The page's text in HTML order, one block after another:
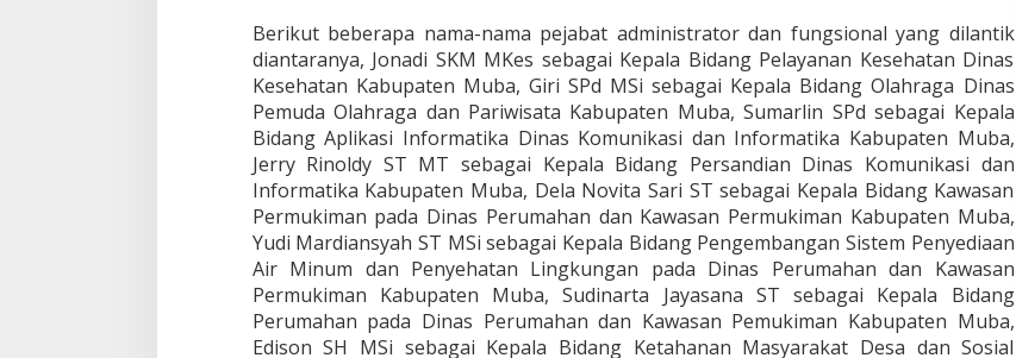
Berikut beberapa nama-nama pejabat administrator dan fungsional yang dilantik
diantaranya, Jonadi SKM MKes sebagai Kepala Bidang Pelayanan Kesehatan Dinas
Kesehatan Kabupaten Muba, Giri SPd MSi sebagai Kepala Bidang Olahraga Dinas
Pemuda Olahraga dan Pariwisata Kabupaten Muba, Sumarlin SPd sebagai Kepala
Bidang Aplikasi Informatika Dinas Komunikasi dan Informatika Kabupaten Muba,
Jerry Rinoldy ST MT sebagai Kepala Bidang Persandian Dinas Komunikasi dan
Informatika Kabupaten Muba, Dela Novita Sari ST sebagai Kepala Bidang Kawasan
Permukiman pada Dinas Perumahan dan Kawasan Permukiman Kabupaten Muba,
Yudi Mardiansyah ST MSi sebagai Kepala Bidang Pengembangan Sistem Penyediaan
Air Minum dan Penyehatan Lingkungan pada Dinas Perumahan dan Kawasan
Permukiman Kabupaten Muba, Sudinarta Jayasana ST sebagai Kepala Bidang
Perumahan pada Dinas Perumahan dan Kawasan Pemukiman Kabupaten Muba,
Edison SH MSi sebagai Kepala Bidang Ketahanan Masyarakat Desa dan Sosial